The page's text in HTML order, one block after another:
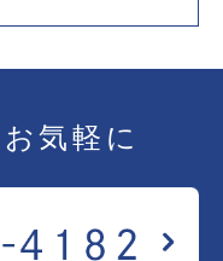
お気軽に